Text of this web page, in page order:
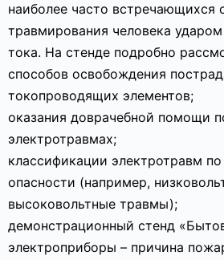
наиболее часто встречающихся
травмирования человека
тока. На стенде подробно
способов освобождения
токопроводящих элементов;
оказания доврачебной помощи
электротравмах;
классификации электротравм
опасности (например,
высоковольтные травмы);
демонстрационный стенд
электроприборы – причина